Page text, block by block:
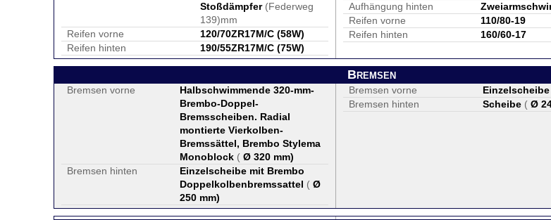
Stoßdämpfer(Federweg
139)mm
Reifen vorne
120/70ZR17M/C (58W)
Reifen hinten
190/55ZR17M/C (75W)
Aufhängung hinten
Reifen vorne
110/80-19
Reifen hinten
160/60-17
Bremsen
Bremsen vorne
Halbschwimmende 320-mm-
Brembo-Doppel-
Bremsscheiben. Radial
montierte Vierkolben-
Bremssättel, Brembo Stylema
Monoblock ( Ø 320 mm)
Bremsen hinten
Einzelscheibe mit Brembo
Doppelkolbenbremssattel ( Ø
250 mm)
Bremsen vorne Einzelscheibe
Bremsen hinten
Scheibe ( Ø